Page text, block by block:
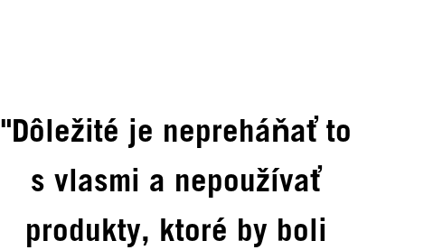
"Dôležité je nepreháňať to
s vlasmi a nepoužívať
produkty, ktoré by boli